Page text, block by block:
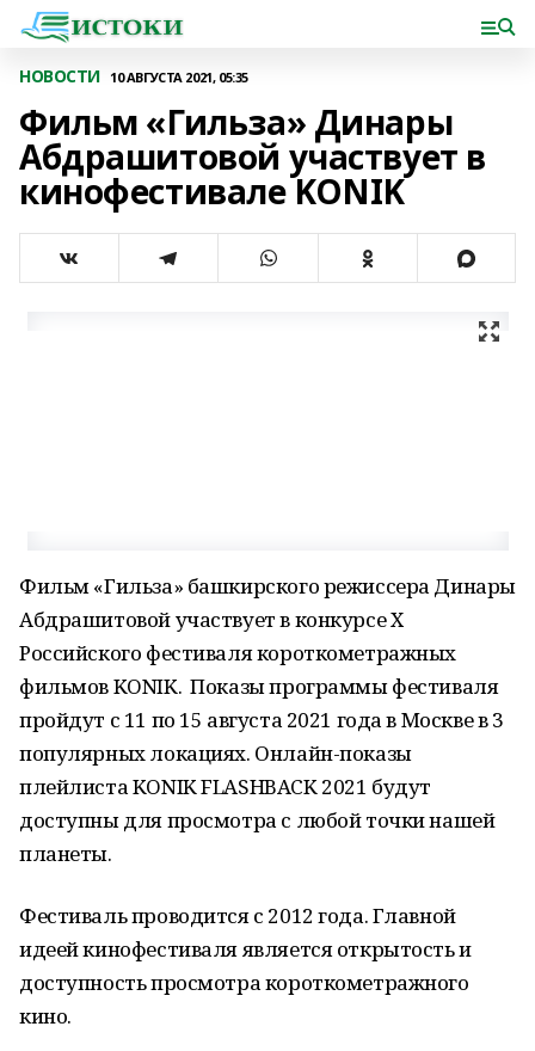
НОВОСТИ 10 АВГУСТА 2021, 05:35
Фильм «Гильза» Динары
Абдрашитовой участвует в
кинофестивале KONIK
Фильм «Гильза» башкирского режиссера Динары
Абдрашитовой участвует в конкурсе X
Российского фестиваля короткометражных
фильмов KONIK. Показы программы фестиваля
пройдут с 11 по 15 августа 2021 года в Москве в 3
популярных локациях. Онлайн-показы
плейлиста KONIK FLASHBACK 2021 будут
доступны для просмотра с любой точки нашей
планеты.
Фестиваль проводится с 2012 года. Главной
идеей кинофестиваля является открытость и
доступность просмотра короткометражного
кино.